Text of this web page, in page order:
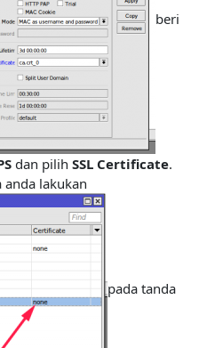
beri
dan pilih SSL Certificate.
lakukan
pada tanda